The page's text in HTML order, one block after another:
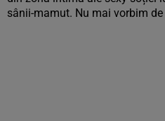
sânii-mamut. Nu mai vorbim